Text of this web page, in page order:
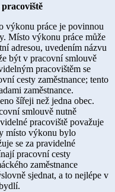
výkonu práce je povinnou
Místo výkonu práce může
adresou, uvedením názvu
být v pracovní smlouvě
pracovištěm se
cesty zaměstnance; tento
zaměstnance.
šířeji než jedna obec.
smlouvě nutně
pracoviště považuje
místo výkonu bylo
se za pravidelné
pracovní cesty
zaměstnance
sjednat, a to nejlépe v